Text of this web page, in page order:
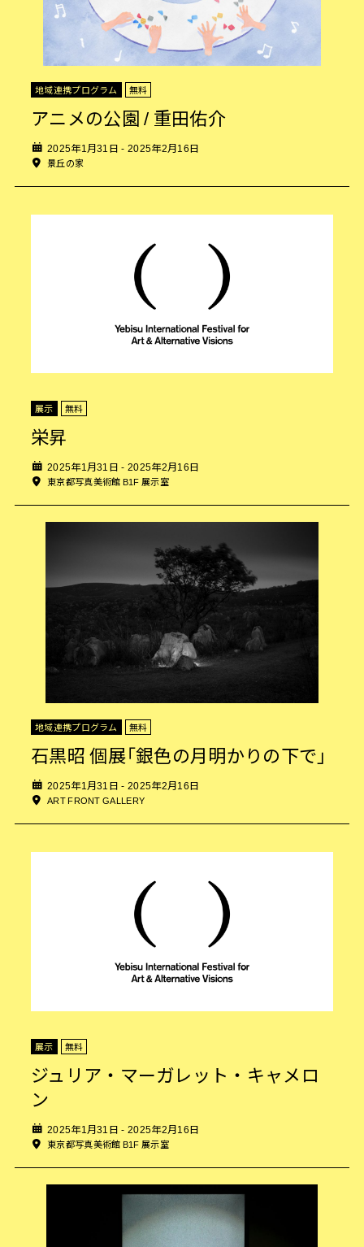
地域連携プログラム 無料
アニメの公園 / 重田佑介
2025年1月31日 - 2025年2月16日
景丘の家
展示 無料
栄昇
2025年1月31日 - 2025年2月16日
東京都写真美術館 B1F 展示室
地域連携プログラム 無料
石黒昭 個展「銀色の月明かりの下で」
2025年1月31日 - 2025年2月16日
ART FRONT GALLERY
展示 無料
ジュリア・マーガレット・キャメロ
ン
2025年1月31日 - 2025年2月16日
東京都写真美術館 B1F 展示室